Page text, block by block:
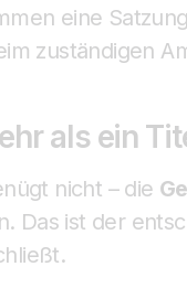
eine
zuständigen
als ein
nicht – die
Das ist der